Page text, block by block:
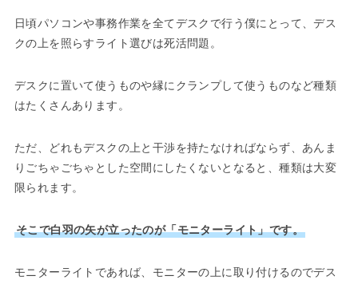
日頃パソコンや事務作業を全てデスクで行う僕にとって、デス
クの上を照らすライト選びは死活問題。
デスクに置いて使うものや縁にクランプして使うものなど種類
はたくさんあります。
ただ、どれもデスクの上と干渉を持たなければならず、あんま
りごちゃごちゃとした空間にしたくないとなると、種類は大変
限られます。
そこで白羽の矢が立ったのが「モニターライト」です。
モニターライトであれば、モニターの上に取り付けるのでデス